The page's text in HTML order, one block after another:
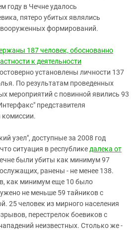
году в Чечне удалось
пятеро убитых являлись
формирований.
187 человек, обоснованно
к деятельности
установлены личности 137
По результатам проведенных
мероприятий с повинной явились 93
представителя
комиссии.
узел", доступные за 2008 год
ситуация в республике далека от
были убиты как минимум 97
ранены - не менее 138.
как минимум еще 10 было
не меньше 59 тайников с
25 человек из мирного населения
перестрелок боевиков с
неизвестных. Столько же -